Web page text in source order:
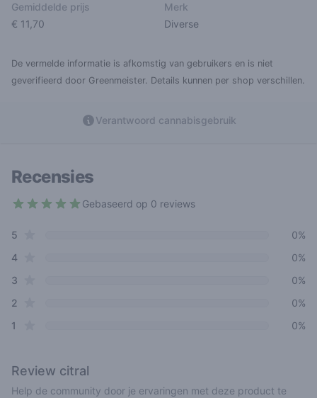
Gemiddelde prijs
€ 11,70
Merk
Diverse
De vermelde informatie is afkomstig van gebruikers en is niet
geverifieerd door Greenmeister. Details kunnen per shop verschillen.
Verantwoord cannabisgebruik
Recensies
Gebaseerd op 0 reviews
Review data
5
0%
4star reviews
0%
3
0%
2
0%
1
0%
Review citral
Help de community door je ervaringen met deze product te